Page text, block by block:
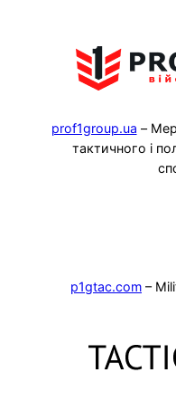
prof1group.ua –
тактичного і
p1gtac.com –